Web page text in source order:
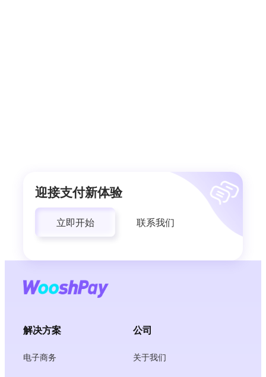
迎接支付新体验
立即开始 联系我们
解决方案
电子商务
公司
关于我们